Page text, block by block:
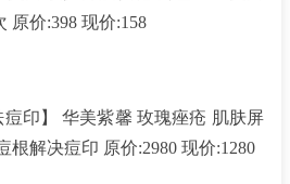
原价:398 现价:158
痘印】 华美紫馨 玫瑰痤疮 肌肤屏
根解决痘印 原价:2980 现价:1280